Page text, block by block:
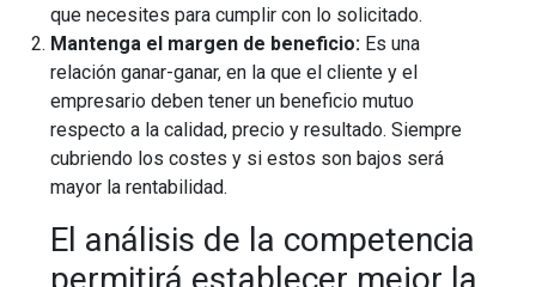
que necesites para cumplir con lo solicitado.
Mantenga el margen de beneficio: Es una
relación ganar-ganar, en la que el cliente y el
empresario deben tener un beneficio mutuo
respecto a la calidad, precio y resultado. Siempre
cubriendo los costes y si estos son bajos será
mayor la rentabilidad.
El análisis de la competencia